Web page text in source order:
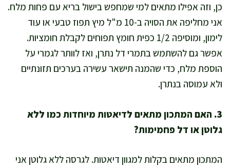
כן, וזה אפילו מתאים למי שמחפש בישול בריא עם פחות מלח.
אני מחליפה את הסויה ב-10 מ"ל מיץ תפוז טבעי או עוד
לימון, ומוסיפה 1/2 כפית חומץ תפוחים לקבלת חומציות.
אפשר גם להשתמש בתמרי דל נתרן, ואז לוותר לגמרי על
הוספת מלח, כדי שהמנה תישאר עשירה בערכים תזונתיים
ולא עמוסה בנתרן.
3. האם המתכון מתאים לדיאטות מיוחדות כמו ללא
גלוטן או דל פחמימות?
המתכון מתאים בקלות למגוון דיאטות. לגרסה ללא גלוטן אני